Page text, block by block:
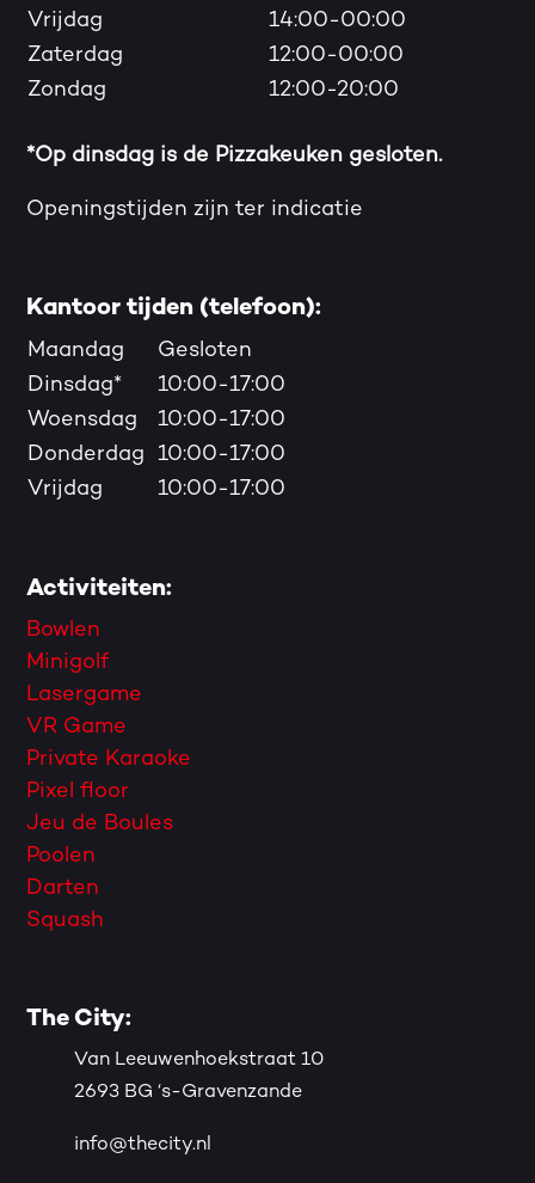
Vrijdag
14:00-00:00
Zaterdag
12:00-00:00
Zondag
12:00-20:00
*Op dinsdag is de Pizzakeuken gesloten.
Openingstijden zijn ter indicatie
Kantoor tijden (telefoon):
Maandag
Gesloten
Dinsdag*
10:00-17:00
Woensdag
10:00-17:00
Donderdag
10:00-17:00
Vrijdag
10:00-17:00
Activiteiten:
Bowlen
Minigolf
Lasergame
VR Game
Private Karaoke
Pixel floor
Jeu de Boules
Poolen
Darten
Squash
The City:
Van Leeuwenhoekstraat 10
2693 BG ‘s-Gravenzande
info@thecity.nl